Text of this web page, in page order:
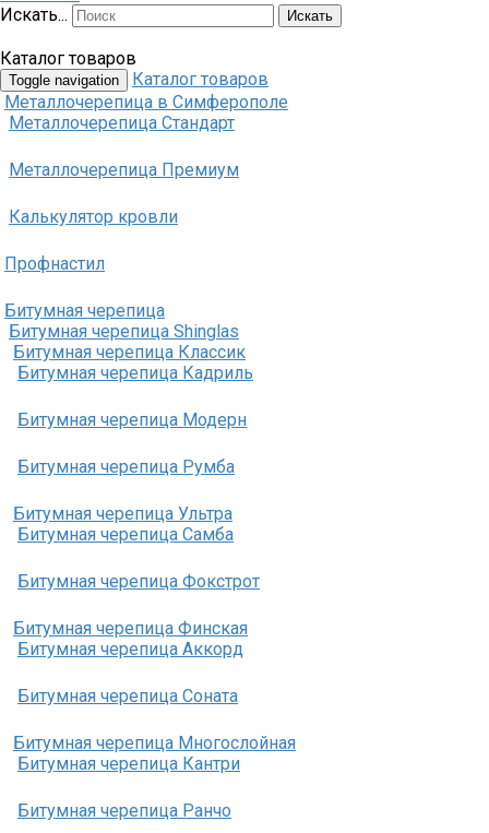
Искать...
Искать
Каталог товаров
Toggle navigation
Каталог товаров
Металлочерепица в Симферополе
Металлочерепица Стандарт
Металлочерепица Премиум
Калькулятор кровли
Профнастил
Битумная черепица
Битумная черепица Shinglas
Битумная черепица Классик
Битумная черепица Кадриль
Битумная черепица Модерн
Битумная черепица Румба
Битумная черепица Ультра
Битумная черепица Самба
Битумная черепица Фокстрот
Битумная черепица Финская
Битумная черепица Аккорд
Битумная черепица Соната
Битумная черепица Многослойная
Битумная черепица Кантри
Битумная черепица Ранчо